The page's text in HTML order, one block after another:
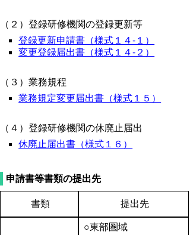
（２）登録研修機関の登録更新等
登録更新申請書（様式１４-１）
変更登録届出書（様式１４-２）
（３）業務規程
業務規定変更届出書（様式１５）
（４）登録研修機関の休廃止届出
休廃止届出書（様式１６）
申請書等書類の提出先
書類 提出先
○東部圏域